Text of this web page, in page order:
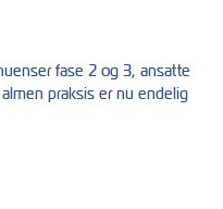
fase 2 og 3, ansatte
praksis er nu endelig